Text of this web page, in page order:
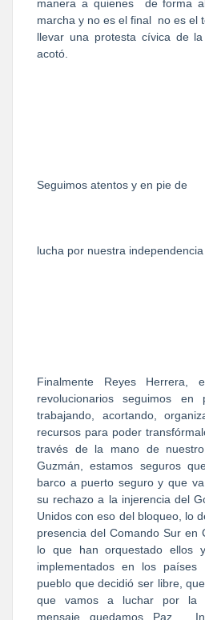
manera a quienes
de forma
marcha y no es el final no es el
llevar una protesta cívica de la
acotó.
Seguimos atentos y en pie de
lucha por nuestra independencia
Finalmente Reyes Herrera,
revolucionarios seguimos en
trabajando, acortando,
recursos para poder
través de la mano de
Guzmán, estamos seguros
barco a puerto seguro y que
su rechazo a la injerencia del
Unidos con eso del bloqueo, lo
presencia del Comando Sur en
lo que han orquestado ellos
implementados en los
pueblo que decidió ser libre,
que vamos a luchar por la
mensaje quedamos Paz ,